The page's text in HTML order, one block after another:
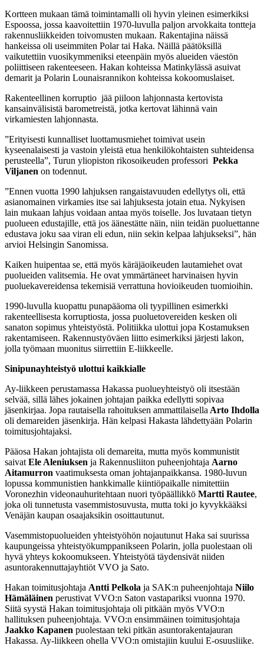
Kortteen mukaan tämä toimintamalli oli hyvin yleinen esimerkiksi
Espoossa, jossa kaavoitettiin 1970-luvulla paljon arvokkaita tontteja
rakennusliikkeiden toivomusten mukaan. Rakentajina näissä
hankeissa oli useimmiten Polar tai Haka. Näillä päätöksillä
vaikutettiin vuosikymmeniksi eteenpäin myös alueiden väestön
poliittiseen rakenteeseen. Hakan kohteissa Matinkylässä asuivat
demarit ja Polarin Lounaisrannikon kohteissa kokoomuslaiset.
Rakenteellinen korruptio jää piiloon lahjonnasta kertovista
kansainvälisistä barometreistä, jotka kertovat lähinnä vain
virkamiesten lahjonnasta.
”Erityisesti kunnalliset luottamusmiehet toimivat usein
kyseenalaisesti ja vastoin yleistä etua henkilökohtaisten suhteidensa
perusteella”, Turun yliopiston rikosoikeuden professori Pekka
Viljanen on todennut.
”Ennen vuotta 1990 lahjuksen rangaistavuuden edellytys oli, että
asianomainen virkamies itse sai lahjuksesta jotain etua. Nykyisen
lain mukaan lahjus voidaan antaa myös toiselle. Jos luvataan tietyn
puolueen edustajille, että jos äänestätte näin, niin teidän puoluettanne
edustava joku saa viran eli edun, niin sekin kelpaa lahjukseksi”, hän
arvioi Helsingin Sanomissa.
Kaiken huipentaa se, että myös käräjäoikeuden lautamiehet ovat
puolueiden valitsemia. He ovat ymmärtäneet harvinaisen hyvin
puoluekavereidensa tekemisiä verrattuna hovioikeuden tuomioihin.
1990-luvulla kuopattu punapääoma oli tyypillinen esimerkki
rakenteellisesta korruptiosta, jossa puoluetovereiden kesken oli
sanaton sopimus yhteistyöstä. Politiikka ulottui jopa Kostamuksen
rakentamiseen. Rakennustyöväen liitto esimerkiksi järjesti lakon,
jolla työmaan muonitus siirrettiin E-liikkeelle.
Sinipunayhteistyö ulottui kaikkialle
Ay-liikkeen perustamassa Hakassa puolueyhteistyö oli itsestään
selvää, sillä lähes jokainen johtajan paikka edellytti sopivaa
jäsenkirjaa. Jopa rautaisella rahoituksen ammattilaisella Arto Ihdolla
oli demareiden jäsenkirja. Hän kelpasi Hakasta lähdettyään Polarin
toimitusjohtajaksi.
Pääosa Hakan johtajista oli demareita, mutta myös kommunistit
saivat Ele Aleniuksen ja Rakennusliiton puheenjohtaja Aarno
Aitamurron vaatimuksesta oman johtajanpaikkansa. 1980-luvun
lopussa kommunistien hankkimalle kiintiöpaikalle nimitettiin
Voronezhin videonauhuritehtaan nuori työpäällikkö Martti Rautee,
joka oli tunnetusta vasemmistosuvusta, mutta toki jo kyvykkääksi
Venäjän kaupan osaajaksikin osoittautunut.
Vasemmistopuolueiden yhteistyöhön nojautunut Haka sai suurissa
kaupungeissa yhteistyökumppanikseen Polarin, jolla puolestaan oli
hyvä yhteys kokoomukseen. Yhteistyötä täydensivät niiden
asuntorakennuttajayhtiöt VVO ja Sato.
Hakan toimitusjohtaja Antti Pelkola ja SAK:n puheenjohtaja Niilo
Hämäläinen perustivat VVO:n Saton vastapariksi vuonna 1970.
Siitä syystä Hakan toimitusjohtaja oli pitkään myös VVO:n
hallituksen puheenjohtaja. VVO:n ensimmäinen toimitusjohtaja
Jaakko Kapanen puolestaan teki pitkän asuntorakentajauran
Hakassa. Ay-liikkeen ohella VVO:n omistajiin kuului E-osuusliike.